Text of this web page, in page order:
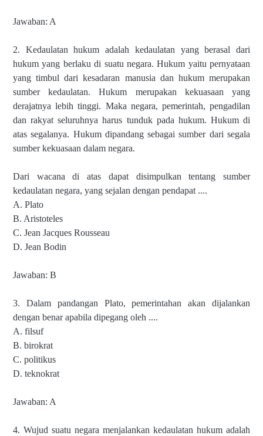
Jawaban: A
2. Kedaulatan hukum adalah kedaulatan yang berasal dari
hukum yang berlaku di suatu negara. Hukum yaitu pernyataan
yang timbul dari kesadaran manusia dan hukum merupakan
sumber kedaulatan. Hukum merupakan kekuasaan yang
derajatnya lebih tinggi. Maka negara, pemerintah, pengadilan
dan rakyat seluruhnya harus tunduk pada hukum. Hukum di
atas segalanya. Hukum dipandang sebagai sumber dari segala
sumber kekuasaan dalam negara.
Dari wacana di atas dapat disimpulkan tentang sumber
kedaulatan negara, yang sejalan dengan pendapat ....
A. Plato
B. Aristoteles
C. Jean Jacques Rousseau
D. Jean Bodin
Jawaban: B
3. Dalam pandangan Plato, pemerintahan akan dijalankan
dengan benar apabila dipegang oleh ....
A. filsuf
B. birokrat
C. politikus
D. teknokrat
Jawaban: A
4. Wujud suatu negara menjalankan kedaulatan hukum adalah